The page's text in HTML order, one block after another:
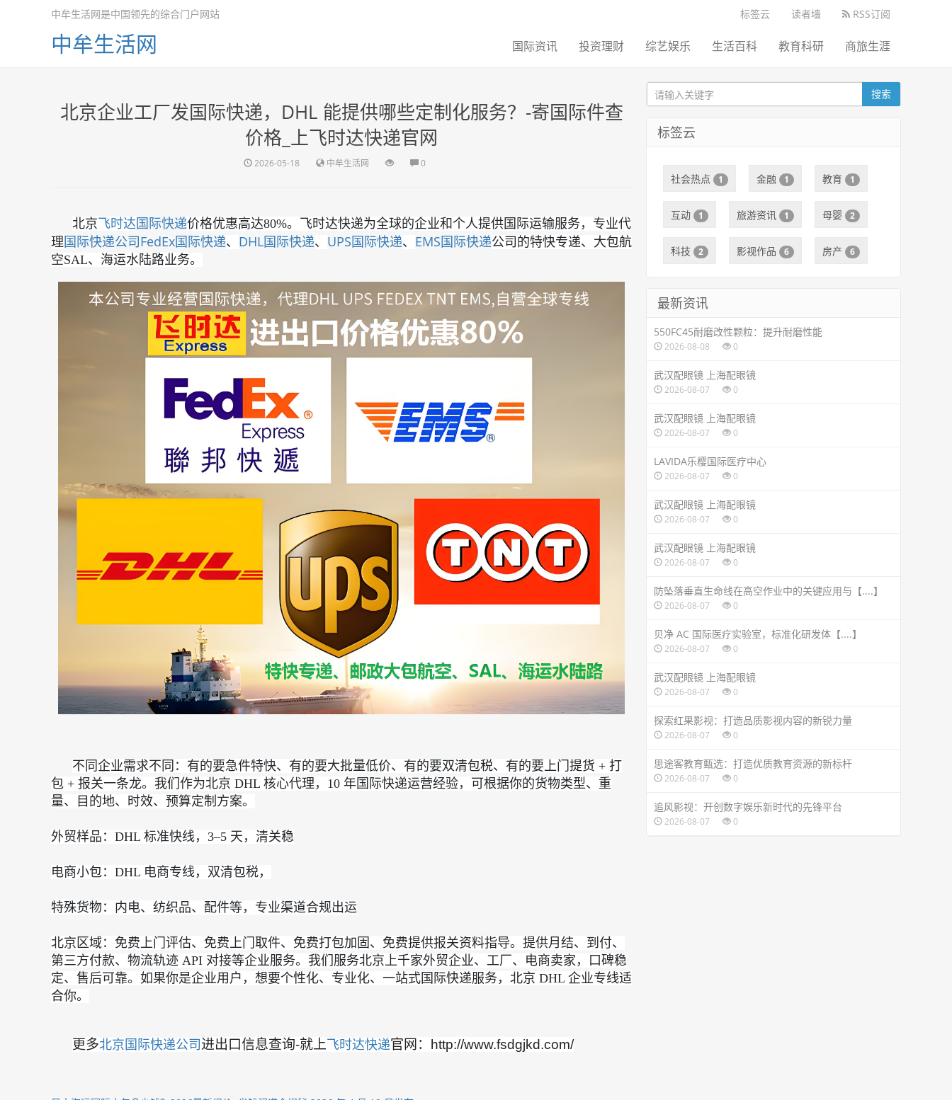
标签云 读者墙 RSS订阅
中牟生活网是中国领先的综合门户网站
中牟生活网 国际资讯 投资理财 综艺娱乐 生活百科 教育科研 商旅生涯
北京企业工厂发国际快递，DHL 能提供哪些定制化服务？-寄国际件查
价格_上飞时达快递官网
2026-05-18 中牟生活网 0
北京 飞时达国际快递价格优惠高达80%。飞时达快递为全球的企业和个人提供国际运输服务，专业代
理国际快递公司FedEx国际快递、 DHL国际快递、 UPS国际快递、 EMS国际快递公司的特快专递、大包航
空SAL、海运水陆路业务。
不同企业需求不同：有的要急件特快、有的要大批量低价、有的要双清包税、有的要上门提货 + 打
包 + 报关一条龙。我们作为北京 DHL 核心代理，10 年国际快递运营经验，可根据你的货物类型、重
量、目的地、时效、预算定制方案。
外贸样品：DHL 标准快线，3–5 天，清关稳
电商小包：DHL 电商专线，双清包税，
特殊货物：内电、纺织品、配件等，专业渠道合规出运
北京区域：免费上门评估、免费上门取件、免费打包加固、免费提供报关资料指导。提供月结、到付、
第三方付款、物流轨迹 API 对接等企业服务。我们服务北京上千家外贸企业、工厂、电商卖家，口碑稳
定、售后可靠。如果你是企业用户，想要个性化、专业化、一站式国际快递服务，北京 DHL 企业专线适
合你。
更多北京国际快递公司 进出口信息查询-就上 飞时达快递官网：http://www.fsdgjkd.com/
搜索
标签云
社会热点 1 金融 1 教育 1
互动 1 旅游资讯 1 母婴 2
科技 2 影视作品 6 房产 6
最新资讯
550FC45耐磨改性颗粒：提升耐磨性能
2026-08-08 0
武汉配眼镜 上海配眼镜
2026-08-07 0
武汉配眼镜 上海配眼镜
2026-08-07 0
LAVIDA乐樱国际医疗中心
2026-08-07 0
武汉配眼镜 上海配眼镜
2026-08-07 0
武汉配眼镜 上海配眼镜
2026-08-07 0
防坠落垂直生命线在高空作业中的关键应用与【....】
2026-08-07 0
贝净 AC 国际医疗实验室，标准化研发体【....】
2026-08-07 0
武汉配眼镜 上海配眼镜
2026-08-07 0
探索红果影视：打造品质影视内容的新锐力量
2026-08-07 0
思途客教育甄选：打造优质教育资源的新标杆
2026-08-07 0
追风影视：开创数字娱乐新时代的先锋平台
2026-08-07 0